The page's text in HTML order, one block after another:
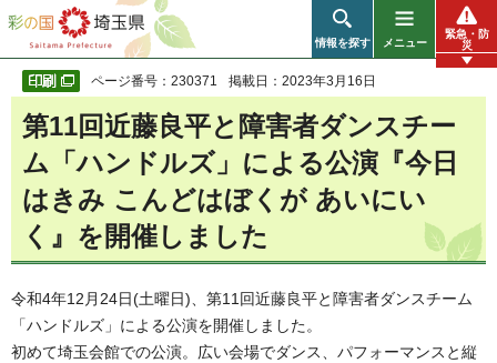
彩の国 埼玉県
情報を探す メニュー
緊急・防
災
ページ番号：230371 掲載日：2023年3月16日
第11回近藤良平と障害者ダンスチー
ム「ハンドルズ」による公演『今日
はきみ こんどはぼくが あいにい
く』を開催しました
令和4年12月24日(土曜日)、第11回近藤良平と障害者ダンスチーム
「ハンドルズ」による公演を開催しました。
初めて埼玉会館での公演。広い会場でダンス、パフォーマンスと縦